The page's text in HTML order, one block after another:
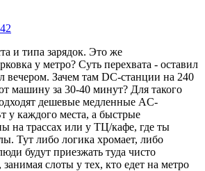
и типа зарядок. Это же
у метро? Суть перехвата - оставил
вечером. Зачем там DC-станции на 240
машину за 30-40 минут? Для такого
дешевые медленные AC-
у каждого места, а быстрые
на трассах или у ТЦ/кафе, где ты
Тут либо логика хромает, либо
будут приезжать туда чисто
занимая слоты у тех, кто едет на метро